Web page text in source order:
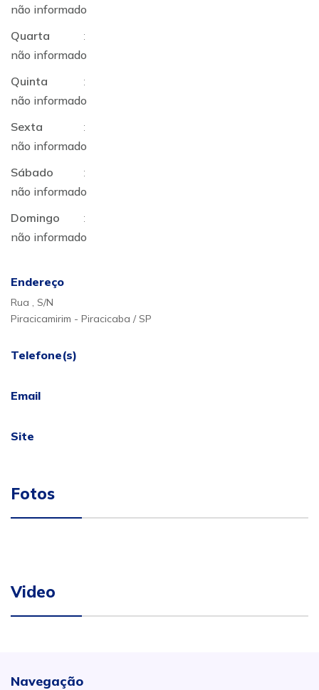
não informado
Quarta
:
não informado
Quinta
:
não informado
Sexta
:
não informado
Sábado
:
não informado
Domingo
:
não informado
Endereço
Rua , S/N
Piracicamirim - Piracicaba / SP
Telefone(s)
Email
Site
Fotos
Video
Navegação